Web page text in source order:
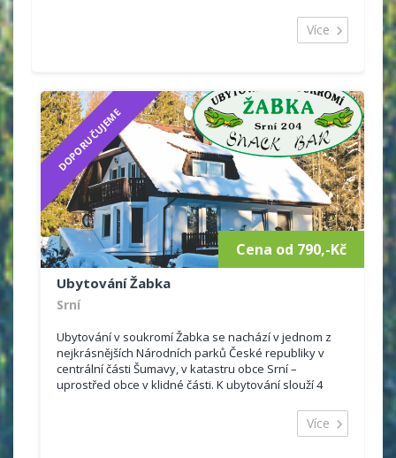
Více
DOPORUČUJEME
Cena od 790,-Kč
Ubytování Žabka
Srní
Ubytování v soukromí Žabka se nachází v jednom z
nejkrásnějších Národních parků České republiky v
centrální části Šumavy, v katastru obce Srní –
uprostřed obce v klidné části. K ubytování slouží 4
Více